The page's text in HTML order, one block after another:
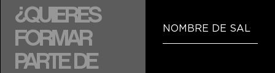
¿QUIERES
FORMAR
PARTE DE